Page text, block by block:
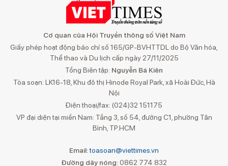
Cơ quan của Hội Truyền thông số Việt Nam
Giấy phép hoạt động báo chí số 165/GP-BVHTTDL do Bộ Văn hóa,
Thể thao và Du lịch cấp ngày 27/11/2025
Tổng Biên tập: Nguyễn Bá Kiên
Tòa soạn: LK16-18, Khu đô thị Hinode Royal Park, xã Hoài Đức, Hà
Nội
Điện thoại/fax: (024)32 151175
VP đại diện tại miền Nam: Tầng 3, số 54, đường C1, phường Tân
Bình, TP.HCM
Email:toasoan@viettimes.vn
Đường dây nóng: 0862 774 832